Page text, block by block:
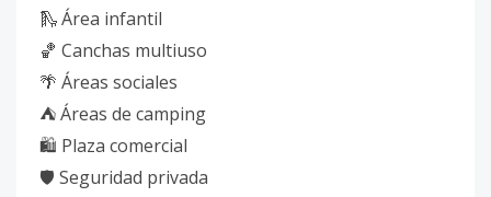
🛝 Área infantil
🏀 Canchas multiuso
🌴 Áreas sociales
⛺ Áreas de camping
🛍 Plaza comercial
🛡 Seguridad privada